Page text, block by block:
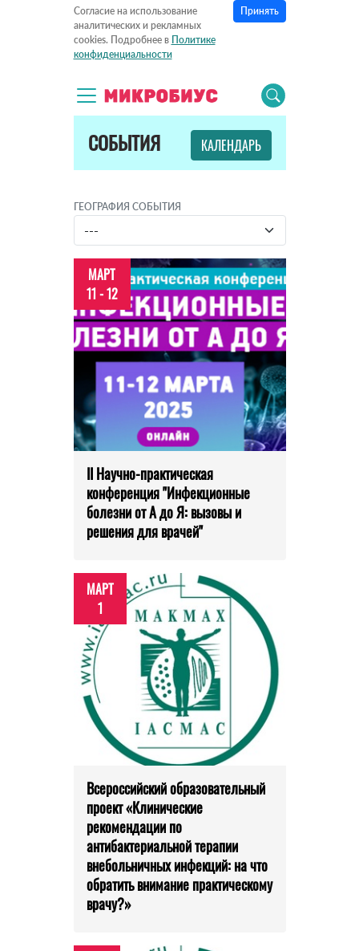
Согласие на использование
аналитических и рекламных
cookies. Подробнее в Политике
конфиденциальности
Принять
СОБЫТИЯ КАЛЕНДАРЬ
ГЕОГРАФИЯ СОБЫТИЯ
МАРТ
11 - 12
II Научно-практическая
конференция "Инфекционные
болезни от А до Я: вызовы и
решения для врачей"
МАРТ
1
Всероссийский образовательный
проект «Клинические
рекомендации по
антибактериальной терапии
внебольничных инфекций: на что
обратить внимание практическому
врачу?»